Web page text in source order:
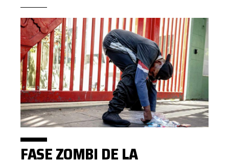
FASE ZOMBI DE LA